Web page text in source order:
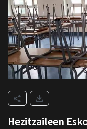
Hezitzaileen